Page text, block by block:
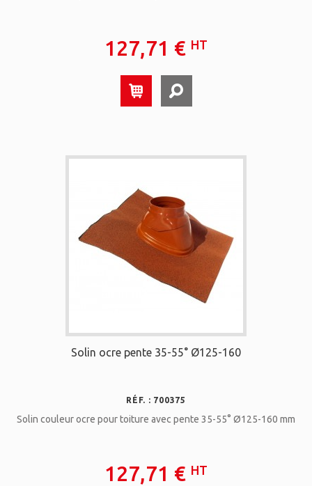
127,71 € HT
Solin ocre pente 35-55° Ø125-160
RÉF. : 700375
Solin couleur ocre pour toiture avec pente 35-55° Ø125-160 mm
127,71 € HT